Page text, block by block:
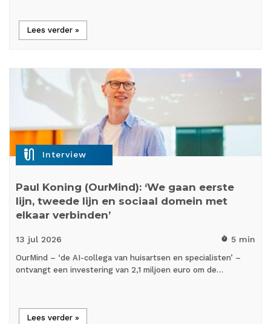
Lees verder »
mic_external_on Interview
Paul Koning (OurMind): ‘We gaan eerste
lijn, tweede lijn en sociaal domein met
elkaar verbinden’
13 jul 2026 timer 5 min
OurMind – ‘de AI-collega van huisartsen en specialisten’ –
ontvangt een investering van 2,1 miljoen euro om de…
Lees verder »